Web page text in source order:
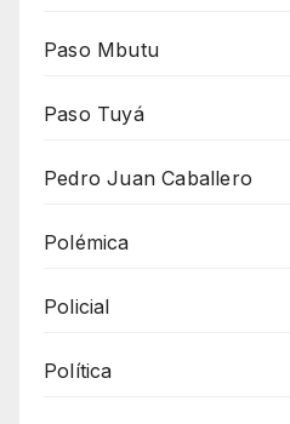
Paso Mbutu
Paso Tuyá
Pedro Juan Caballero
Polémica
Policial
Política